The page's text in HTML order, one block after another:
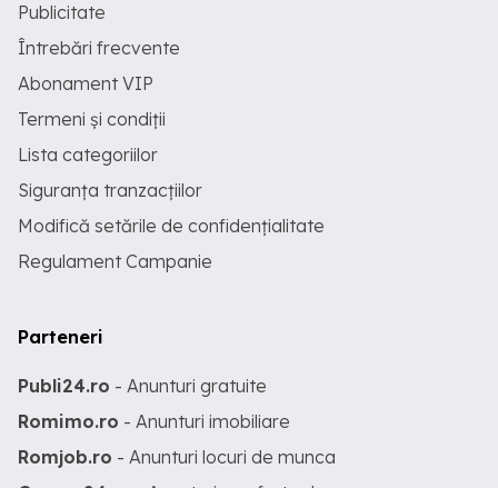
Publicitate
Întrebări frecvente
Abonament VIP
Termeni și condiții
Lista categoriilor
Siguranța tranzacțiilor
Modifică setările de confidențialitate
Regulament Campanie
Parteneri
Publi24.ro - Anunturi gratuite
Romimo.ro - Anunturi imobiliare
Romjob.ro - Anunturi locuri de munca